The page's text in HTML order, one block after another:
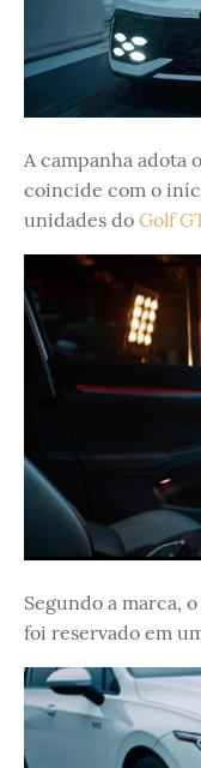
A campanha adota
coincide com o
unidades do Golf
Segundo a marca,
foi reservado em